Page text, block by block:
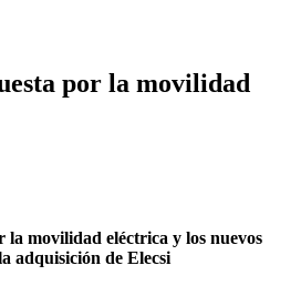
por la movilidad
movilidad eléctrica y los nuevos
adquisición de Elecsi